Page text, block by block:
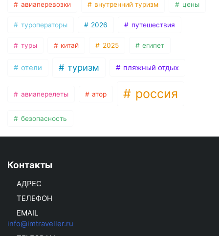
авиаперевозки внутренний туризм цены
туроператоры 2026 путешествия
туры китай 2025 египет
отели туризм пляжный отдых
авиаперелеты атор россия
безопасность
Контакты
АДРЕС
ТЕЛЕФОН
EMAIL
info@imtraveller.ru